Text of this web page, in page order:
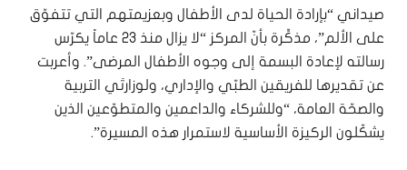
صيداني “بإرادة الحياة لدى الأطفال وبعزيمتهم التي تتفوّق
على الألم”، مذكِّرة بأنّ المركز “لا يزال منذ 23 عاماً يكرّس
رسالته لإعادة البسمة إلى وجوه الأطفال المرضى”. وأعربت
عن تقديرها للفريقين الطبّي والإداري، ولوزارتَي التربية
والصحّة العامة، “وللشركاء والداعمين والمتطوّعين الذين
يشكّلون الركيزة الأساسية لاستمرار هذه المسيرة”.